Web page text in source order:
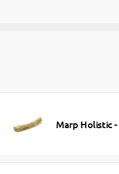
Marp Holistic -